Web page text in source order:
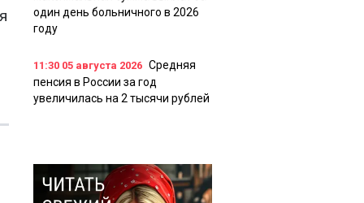
один день больничного в 2026
году
11:30 05 августа 2026 Средняя
пенсия в России за год
увеличилась на 2 тысячи рублей